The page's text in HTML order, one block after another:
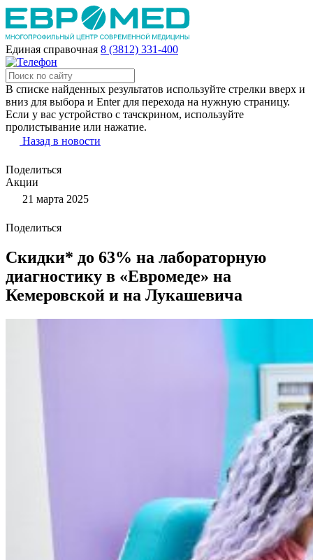
Единая справочная 8 (3812) 331-400
В списке найденных результатов используйте стрелки вверх и
вниз для выбора и Enter для перехода на нужную страницу.
Если у вас устройство с тачскрином, используйте
пролистывание или нажатие.
Назад в новости
Поделиться
Акции
21 марта 2025
Поделиться
Скидки* до 63% на лабораторную
диагностику в «Евромеде» на
Кемеровской и на Лукашевича